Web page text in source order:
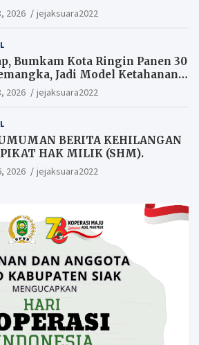
SIEXPO 2026
2026 jejaksuara2022
Bumkam Kota Ringin Panen 30
Jadi Model Ketahanan
Siak.
2026 jejaksuara2022
BERITA KEHILANGAN
HAK MILIK (SHM).
2026 jejaksuara2022